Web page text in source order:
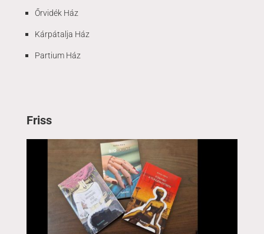
Őrvidék Ház
Kárpátalja Ház
Partium Ház
Friss